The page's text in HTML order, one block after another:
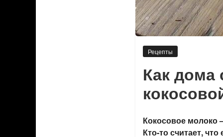
Рецепты
Как дома
Кокосовое молоко
Кто-то считает,